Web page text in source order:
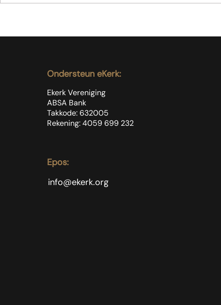
Ondersteun eKerk:
Ekerk Vereniging
ABSA Bank
Takkode: 632005
Rekening: 4059 699 232
Epos:
info@ekerk.org